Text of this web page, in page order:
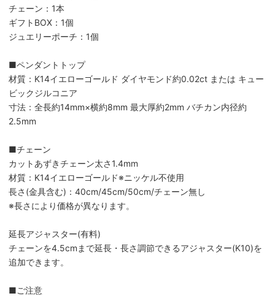
チェーン：1本
ギフトBOX：1個
ジュエリーポーチ：1個
■ペンダントトップ
材質：K14イエローゴールド ダイヤモンド約0.02ct または キュー
ビックジルコニア
寸法：全長約14mm×横約8mm 最大厚約2mm バチカン内径約
2.5mm
■チェーン
カットあずきチェーン太さ1.4mm
材質：K14イエローゴールド※ニッケル不使用
長さ(金具含む)：40cm/45cm/50cm/チェーン無し
※長さにより価格が異なります。
延長アジャスター(有料)
チェーンを4.5cmまで延長・長さ調節できるアジャスター(K10)を
追加できます。
■ご注意